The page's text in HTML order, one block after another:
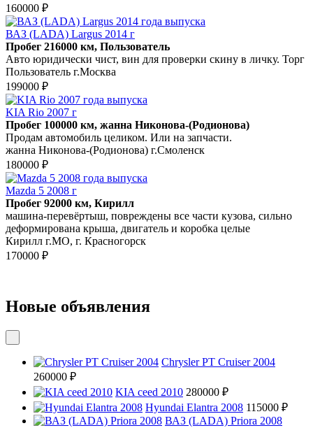
160000 ₽
ВАЗ (LADA) Largus 2014 г
Пробег 216000 км, Пользователь
Авто юридически чист, вин для проверки скину в личку. Торг
Пользователь г.Москва
199000 ₽
KIA Rio 2007 г
Пробег 100000 км, жанна Никонова-(Родионова)
Продам автомобиль целиком. Или на запчасти.
жанна Никонова-(Родионова) г.Смоленск
180000 ₽
Mazda 5 2008 г
Пробег 92000 км, Кирилл
машина-перевёртыш, повреждены все части кузова, сильно
деформирована крыша, двигатель и коробка целые
Кирилл г.МО, г. Красногорск
170000 ₽
Новые объявления
Chrysler PT Cruiser 2004
260000 ₽
KIA ceed 2010 280000 ₽
Hyundai Elantra 2008 115000 ₽
ВАЗ (LADA) Priora 2008